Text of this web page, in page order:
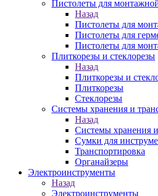
Пистолеты для
Назад
Пистолеты для
Пистолеты для
Пистолеты для
Плиткорезы и стеклорезы
Назад
Плиткорезы и
Плиткорезы
Стеклорезы
Системы хранения и
Назад
Системы хранения
Сумки для
Транспортировка
Органайзеры
Электроинструменты
Назад
Электроинструменты